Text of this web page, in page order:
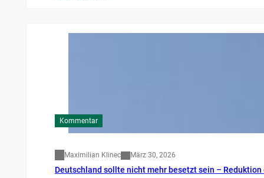
Kommentar
Maximilian Klinec März 30, 2026
Deutschland sollte nicht mehr besetzt sein –